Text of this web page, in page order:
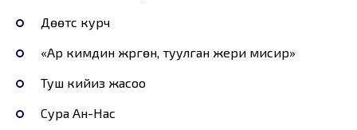
Дөөтүсү курч
«Ар кимдин жүргөн, туулган жери мисир»
Туш кийиз жасоо
Сура Ан-Нас